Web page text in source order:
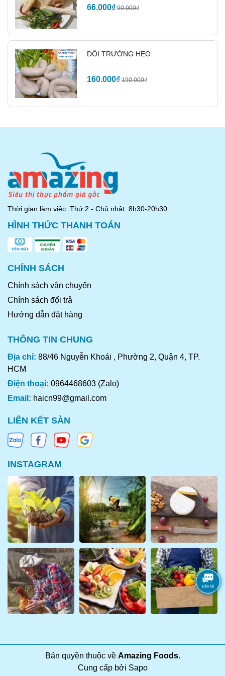
để miếng thịt khô ráo hoàn toàn rồi mới đem nướng hoặc
chiên.
Chiên áp chảo nhanh mỗi mặt 3-4 phút trên lửa vừa đến khi
vàng ruộm dậy mùi thơm hoặc nướng trên lửa than cho dậy
mùi thơm lên, sau khi để nguội cắt lát mỏng xếp ra đĩa trang
trí cùng các loại rau củ và dùng với sốt bơ đậu phộng hoặc sốt
mù tạc vàng để cảm nhận hết hương vị của
xông khói theo cách ngon nhất, khi nhấm nháp từng miếng
thịt thực khách có thể cảm nhận hương vị hun khói nhẹ nhàng
lan toả trong thớ thịt mềm mại đậm đà. Nhâm nhilườn
Lườn ngỗng hun khói chấm
sốt gì đã nhất ?
66.000₫ 90.000₫
DỒI TRƯỜNG HEO
160.000₫ 190.000₫
Thời gian làm việc: Thứ 2 - Chủ nhật: 8h30-20h30
HÌNH THỨC THANH TOÁN
CHÍNH SÁCH
Chính sách vận chuyển
Chính sách đổi trả
Hướng dẫn đặt hàng
THÔNG TIN CHUNG
Địa chỉ: 88/46 Nguyễn Khoái , Phường 2, Quận 4, TP.
HCM
Điện thoại: 0964468603 (Zalo)
Email: haicn99@gmail.com
LIÊN KẾT SÀN
INSTAGRAM
Bản quyền thuộc về Amazing Foods.
Cung cấp bởi Sapo